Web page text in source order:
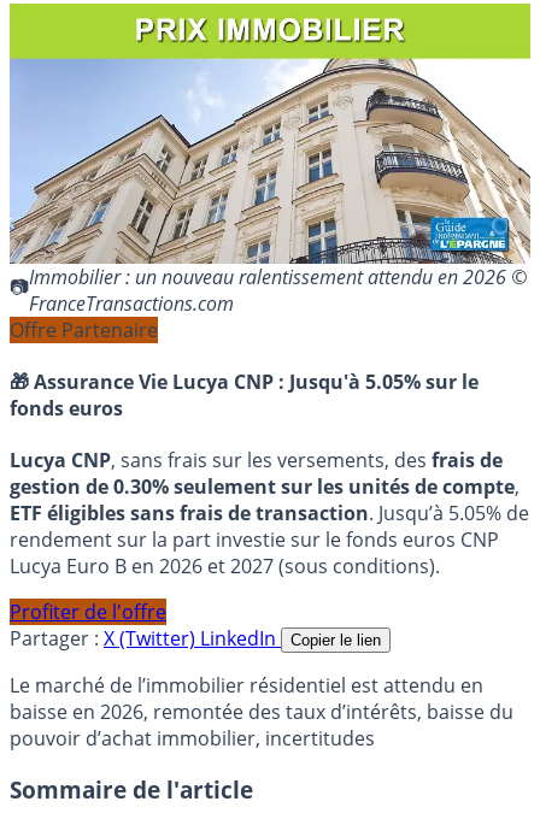
Immobilier : un nouveau ralentissement attendu en 2026 ©
FranceTransactions.com
Offre Partenaire
🎁 Assurance Vie Lucya CNP : Jusqu'à 5.05% sur le
fonds euros
Lucya CNP, sans frais sur les versements, des frais de
gestion de 0.30% seulement sur les unités de compte,
ETF éligibles sans frais de transaction. Jusqu’à 5.05% de
rendement sur la part investie sur le fonds euros CNP
Lucya Euro B en 2026 et 2027 (sous conditions).
Profiter de l'offre
Partager : X (Twitter) LinkedIn Copier le lien
Le marché de l’immobilier résidentiel est attendu en
baisse en 2026, remontée des taux d’intérêts, baisse du
pouvoir d’achat immobilier, incertitudes
Sommaire de l'article